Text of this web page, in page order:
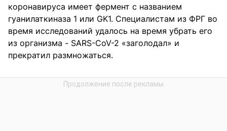
коронавируса имеет фермент с названием
гуанилаткиназа 1 или GK1. Специалистам из ФРГ во
время исследований удалось на время убрать его
из организма - SARS-CoV-2 «заголодал» и
прекратил размножаться.